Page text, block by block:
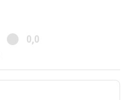
0,0